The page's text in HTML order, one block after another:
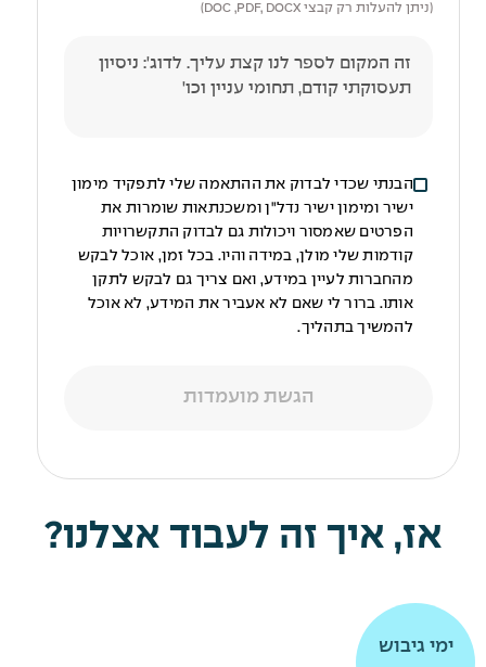
(ניתן להעלות רק קבצי DOC ,PDF, DOCX)
הבנתי שכדי לבדוק את ההתאמה שלי לתפקיד מימון
ישיר ומימון ישיר נדל"ן ומשכנתאות שומרות את
הפרטים שאמסור ויכולות גם לבדוק התקשרויות
קודמות שלי מולן, במידה והיו. בכל זמן, אוכל לבקש
מהחברות לעיין במידע, ואם צריך גם לבקש לתקן
אותו. ברור לי שאם לא אעביר את המידע, לא אוכל
להמשיך בתהליך.
הגשת מועמדות
אז, איך זה לעבוד אצלנו?
ימי גיבוש
תרומה
ימי גיבוש
תרומה